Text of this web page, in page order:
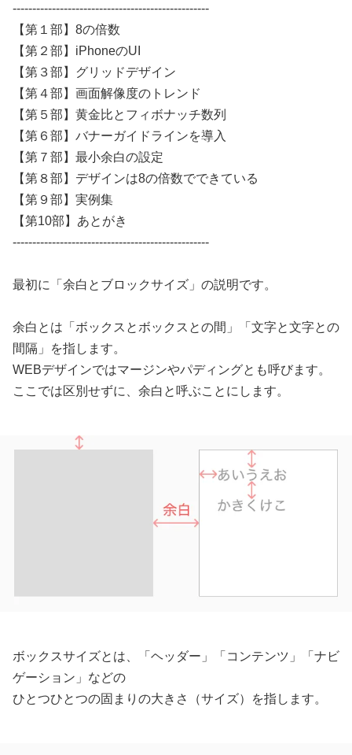
--------------------------------------------------
【第１部】8の倍数
【第２部】iPhoneのUI
【第３部】グリッドデザイン
【第４部】画面解像度のトレンド
【第５部】黄金比とフィボナッチ数列
【第６部】バナーガイドラインを導入
【第７部】最小余白の設定
【第８部】デザインは8の倍数でできている
【第９部】実例集
【第10部】あとがき
--------------------------------------------------
最初に「余白とブロックサイズ」の説明です。
余白とは「ボックスとボックスとの間」「文字と文字との
間隔」を指します。
WEBデザインではマージンやパディングとも呼びます。
ここでは区別せずに、余白と呼ぶことにします。
ボックスサイズとは、「ヘッダー」「コンテンツ」「ナビ
ゲーション」などの
ひとつひとつの固まりの大きさ（サイズ）を指します。